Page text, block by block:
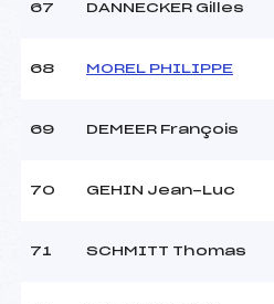
67 DANNECKER Gilles
68 MOREL PHILIPPE
69 DEMEER François
70 GEHIN Jean-Luc
71 SCHMITT Thomas